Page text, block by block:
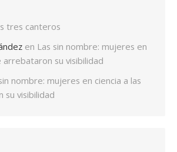
tres canteros
en Las sin nombre: mujeres en
arrebataron su visibilidad
nombre: mujeres en ciencia a las
su visibilidad